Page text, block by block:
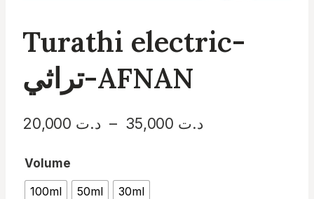
Turathi electric-
تراثي-AFNAN
د.ت – د.تPlage
Volume
100ml
50ml 30ml